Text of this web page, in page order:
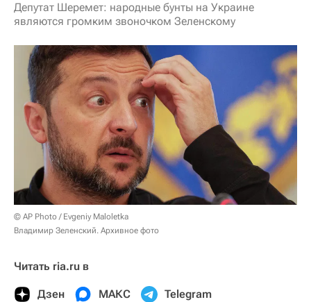
Депутат Шеремет: народные бунты на Украине
являются громким звоночком Зеленскому
© AP Photo / Evgeniy Maloletka
Владимир Зеленский. Архивное фото
Читать ria.ru в
Дзен МАКС Telegram